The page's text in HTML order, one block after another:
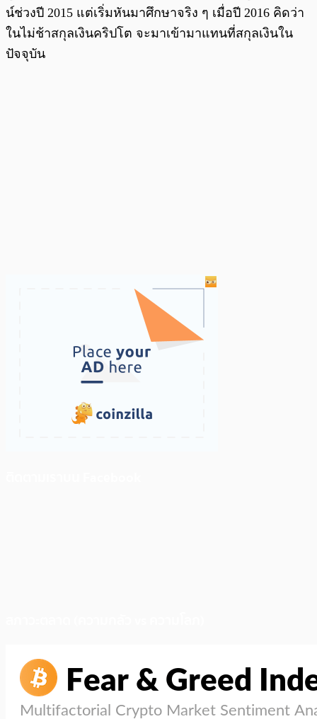
น์ช่วงปี 2015 แต่เริ่มหันมาศึกษาจริง ๆ เมื่อปี 2016 คิดว่า
ในไม่ช้าสกุลเงินคริปโต จะมาเข้ามาแทนที่สกุลเงินใน
ปัจจุบัน